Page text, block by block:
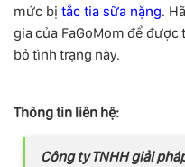
mức bị tắc tia sữa nặng.
gia của FaGoMom để
bỏ tình trạng này.
Thông tin liên hệ:
Công ty TNHH giải